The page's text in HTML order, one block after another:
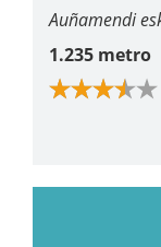
Auñamendi
1.235 metro